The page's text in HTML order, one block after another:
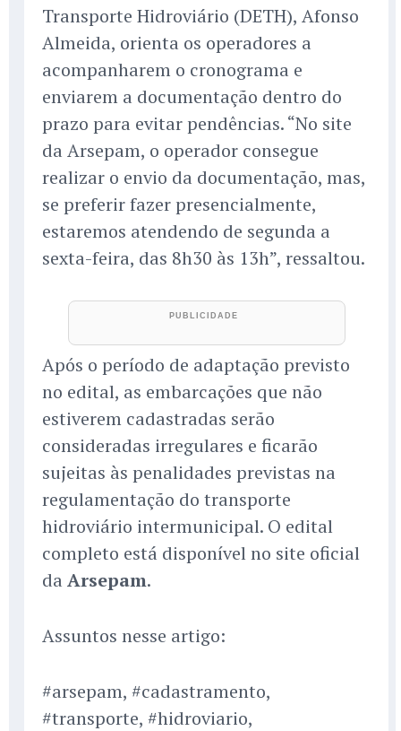
Transporte Hidroviário (DETH), Afonso
Almeida, orienta os operadores a
acompanharem o cronograma e
enviarem a documentação dentro do
prazo para evitar pendências. “No site
da Arsepam, o operador consegue
realizar o envio da documentação, mas,
se preferir fazer presencialmente,
estaremos atendendo de segunda a
sexta-feira, das 8h30 às 13h”, ressaltou.
Após o período de adaptação previsto
no edital, as embarcações que não
estiverem cadastradas serão
consideradas irregulares e ficarão
sujeitas às penalidades previstas na
regulamentação do transporte
hidroviário intermunicipal. O edital
completo está disponível no site oficial
da Arsepam.
Assuntos nesse artigo:
#arsepam, #cadastramento,
#transporte, #hidroviario,